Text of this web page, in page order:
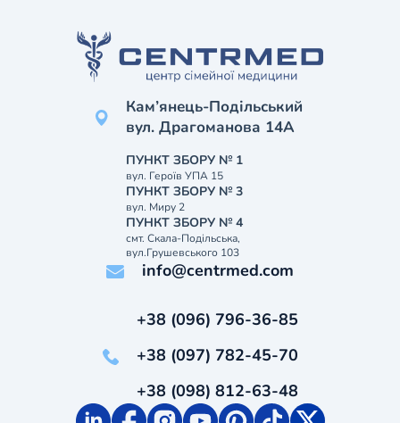
Кам’янець-Подільський
вул. Драгоманова 14А
ПУНКТ ЗБОРУ № 1
вул. Героїв УПА 15
ПУНКТ ЗБОРУ № 3
вул. Миру 2
ПУНКТ ЗБОРУ № 4
смт. Скала-Подільська,
вул.Грушевського 103
info@centrmed.com
+38 (096) 796-36-85
+38 (097) 782-45-70
+38 (098) 812-63-48